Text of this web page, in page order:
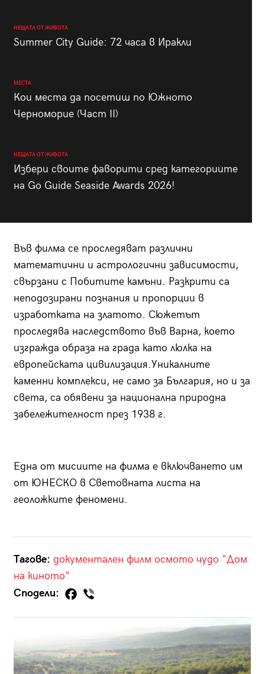
НЕЩАТА ОТ ЖИВОТА
Summer City Guide: 72 часа в Иракли
МЕСТА
Кои места да посетиш по Южното
Черноморие (Част II)
НЕЩАТА ОТ ЖИВОТА
Избери своите фаворити сред категориите
на Go Guide Seaside Awards 2026!
Във филма се проследяват различни
математични и астрологични зависимости,
свързани с Побитите камъни. Разкрити са
неподозирани познания и пропорции в
изработката на златото. Сюжетът
проследява наследството във Варна, което
изгражда образа на града като люлка на
европейската цивилизация.Уникалните
каменни комплекси, не само за България, но и за
света, са обявени за национална природна
забележителност през 1938 г.
Една от мисиите на филма е включването им
от ЮНЕСКО в Световната листа на
геоложките феномени.
Тагове: документален филм осмото чудо "Дом
на киното"
Сподели: